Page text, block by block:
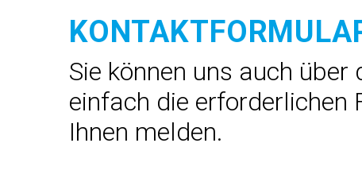
Sie können uns auch
einfach die erforderlichen
Ihnen melden.